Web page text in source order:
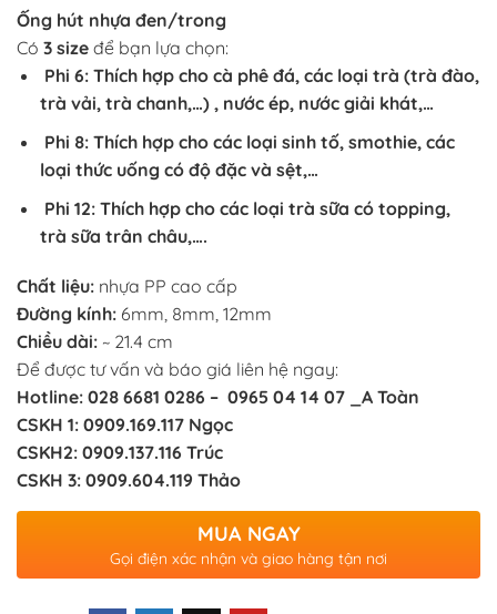
Ống hút nhựa đen/trong
Có 3 size để bạn lựa chọn:
Phi 6: Thích hợp cho cà phê đá, các loại trà (trà đào,
trà vải, trà chanh,…) , nước ép, nước giải khát,…
Phi 8: Thích hợp cho các loại sinh tố, smothie, các
loại thức uống có độ đặc và sệt,…
Phi 12: Thích hợp cho các loại trà sữa có topping,
trà sữa trân châu,….
Chất liệu: nhựa PP cao cấp
Đường kính: 6mm, 8mm, 12mm
Chiều dài: ~ 21.4 cm
Để được tư vấn và báo giá liên hệ ngay:
Hotline: 028 6681 0286 – 0965 04 14 07 _A Toàn
CSKH 1: 0909.169.117 Ngọc
CSKH2: 0909.137.116 Trúc
CSKH 3: 0909.604.119 Thảo
MUA NGAY
Gọi điện xác nhận và giao hàng tận nơi